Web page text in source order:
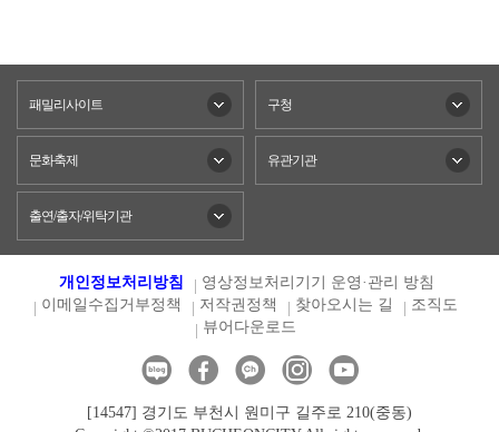
패밀리사이트 구청
문화축제 유관기관
출연/출자/위탁기관
개인정보처리방침
영상정보처리기기 운영·관리 방침
이메일수집거부정책
저작권정책 찾아오시는 길
조직도
뷰어다운로드
[14547] 경기도 부천시 원미구 길주로 210(중동)